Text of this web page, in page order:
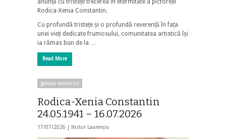
anunță cu tristețe trecerea în etermitate a pictoriței
Rodica-Xenia Constantin.
Cu profundă tristețe și o profundă reverență în fața
unei vieți dedicate frumosului, comunitatea artistică își
ia rămas bun de la …
Read More
galaxia nemuririi
Rodica-Xenia Constantin
24.05.1941 – 16.07.2026
17/07/2026 | Nistor Laurențiu